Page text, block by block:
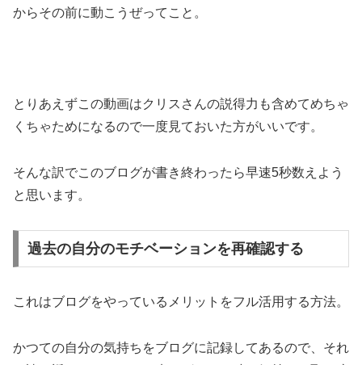
からその前に動こうぜってこと。
とりあえずこの動画はクリスさんの説得力も含めてめちゃ
くちゃためになるので一度見ておいた方がいいです。
そんな訳でこのブログが書き終わったら早速5秒数えよう
と思います。
過去の自分のモチベーションを再確認する
これはブログをやっているメリットをフル活用する方法。
かつての自分の気持ちをブログに記録してあるので、それ